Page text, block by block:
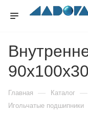
Главная — Каталог —
Игольчатые подшипники